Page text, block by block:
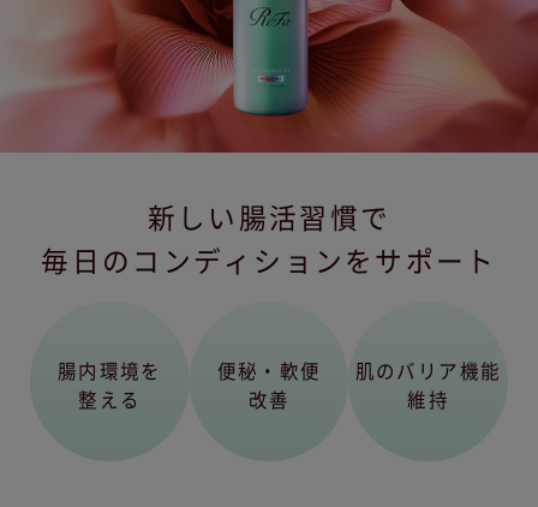
新しい腸活習慣で
毎日のコンディションをサポート
腸内環境を
整える
便秘・軟便
改善
肌のバリア機能
維持